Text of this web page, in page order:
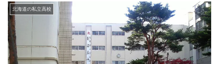
北海道の私立高校